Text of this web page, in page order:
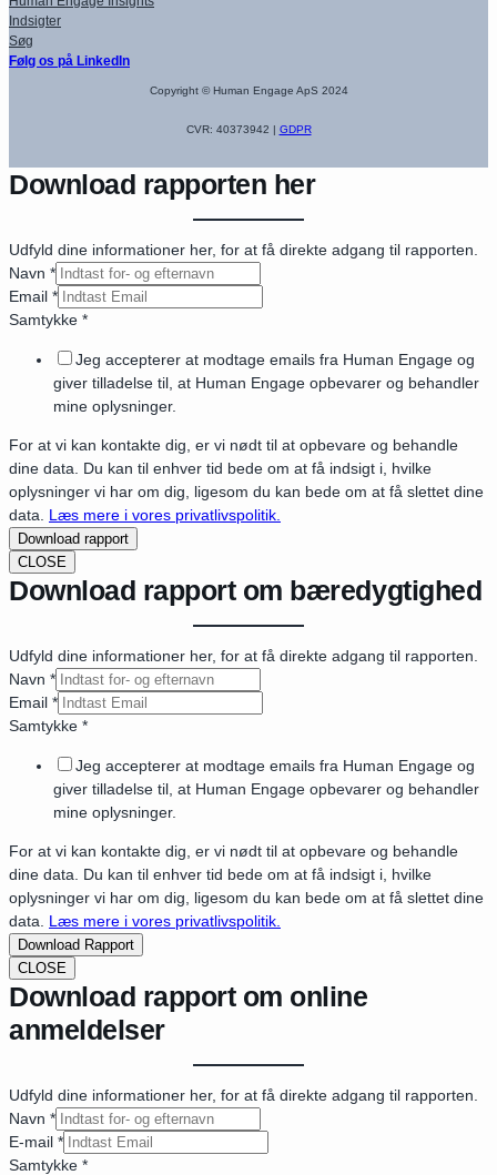
Indsigter
Søg
Følg os på LinkedIn
Copyright © Human Engage ApS 2024
CVR: 40373942 | GDPR
Download rapporten her
Udfyld dine informationer her, for at få direkte adgang til rapporten.
Navn *
Email *
Samtykke *
Jeg accepterer at modtage emails fra Human Engage og
giver tilladelse til, at Human Engage opbevarer og behandler
mine oplysninger.
For at vi kan kontakte dig, er vi nødt til at opbevare og behandle
dine data. Du kan til enhver tid bede om at få indsigt i, hvilke
oplysninger vi har om dig, ligesom du kan bede om at få slettet dine
data. Læs mere i vores privatlivspolitik.
Download rapport
CLOSE
Download rapport om bæredygtighed
Udfyld dine informationer her, for at få direkte adgang til rapporten.
Navn *
Email *
Samtykke *
Jeg accepterer at modtage emails fra Human Engage og
giver tilladelse til, at Human Engage opbevarer og behandler
mine oplysninger.
For at vi kan kontakte dig, er vi nødt til at opbevare og behandle
dine data. Du kan til enhver tid bede om at få indsigt i, hvilke
oplysninger vi har om dig, ligesom du kan bede om at få slettet dine
data. Læs mere i vores privatlivspolitik.
Download Rapport
CLOSE
Download rapport om online
anmeldelser
Udfyld dine informationer her, for at få direkte adgang til rapporten.
Navn *
E-mail *
Samtykke *